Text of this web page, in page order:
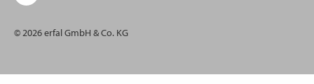
© 2026 erfal GmbH & Co. KG